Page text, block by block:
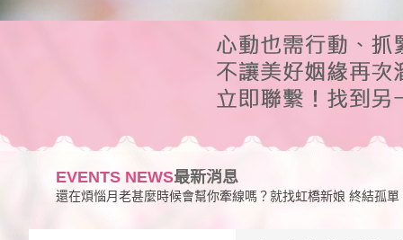
EVENTS NEWS最新消息
還在煩惱月老甚麼時候會幫你牽線嗎？就找虹橋新娘 終結孤